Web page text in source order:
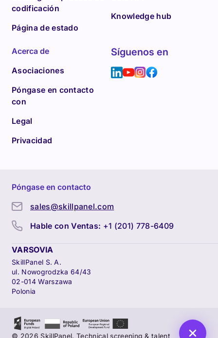
codificación
Página de estado
Knowledge hub
Acerca de
Asociaciones
Póngase en contacto
con
Legal
Privacidad
Síguenos en
Póngase en contacto
sales@skillpanel.com
Hable con Ventas: +1 (201) 778-6409
VARSOVIA
SkillPanel S. A.
ul. Nowogrodzka 64/43
02-014 Warszawa
Polonia
© 2026 SkillPanel. Technical screening & talent